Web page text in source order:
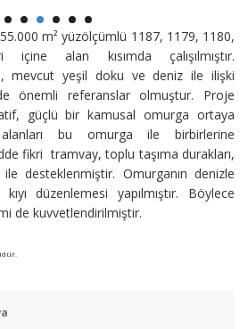
m² yüzölçümlü 1187, 1179, 1180,
alan kısımda çalışılmıştır.
mevcut yeşil doku ve deniz ile ilişki
önemli referanslar olmuştur. Proje
güçlü bir kamusal omurga ortaya
alanları bu omurga ile birbirlerine
fikri tramvay, toplu taşıma durakları,
desteklenmiştir. Omurganın denizle
düzenlemesi yapılmıştır. Böylece
de kuvvetlendirilmiştir.